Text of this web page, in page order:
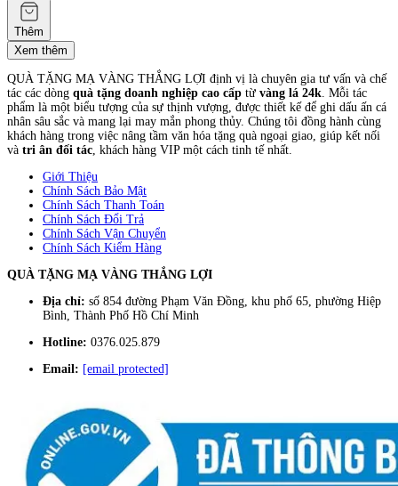
Thêm
Xem thêm
QUÀ TẶNG MẠ VÀNG THẮNG LỢI định vị là chuyên gia tư vấn và chế
tác các dòng quà tặng doanh nghiệp cao cấp từ vàng lá 24k. Mỗi tác
phẩm là một biểu tượng của sự thịnh vượng, được thiết kế để ghi dấu ấn cá
nhân sâu sắc và mang lại may mắn phong thủy. Chúng tôi đồng hành cùng
khách hàng trong việc nâng tầm văn hóa tặng quà ngoại giao, giúp kết nối
và tri ân đối tác, khách hàng VIP một cách tinh tế nhất.
Giới Thiệu
Chính Sách Bảo Mật
Chính Sách Thanh Toán
Chính Sách Đổi Trả
Chính Sách Vận Chuyển
Chính Sách Kiểm Hàng
QUÀ TẶNG MẠ VÀNG THẮNG LỢI
Địa chỉ: số 854 đường Phạm Văn Đồng, khu phố 65, phường Hiệp
Bình, Thành Phố Hồ Chí Minh
Hotline: 0376.025.879
Email: [email protected]